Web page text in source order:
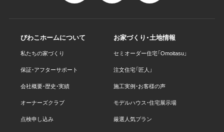
びわこホームについて
私たちの家づくり
保証・アフターサポート
会社概要・歴史・実績
オーナーズクラブ
点検申し込み
お家づくり・土地情報
セミオーダー住宅「Omoitasu」
注文住宅「匠人」
施工実例・お客様の声
モデルハウス・住宅展示場
厳選人気プラン